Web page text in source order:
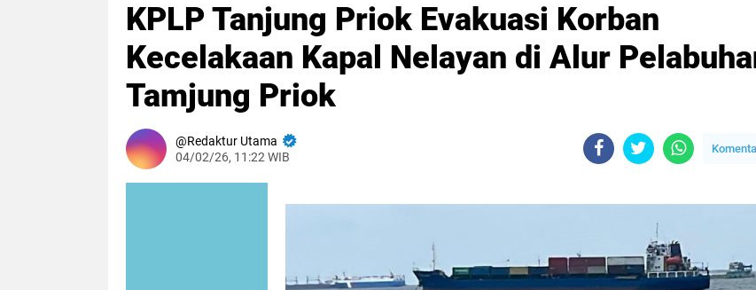
KPLP Tanjung Priok Evakuasi Korban
Kecelakaan Kapal Nelayan di Alur
Tamjung Priok
Redaktur Utama
04/02/26, 11:22 WIB